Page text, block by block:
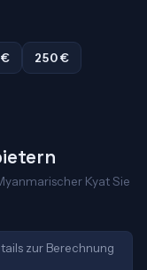
250 €
Kyat Sie
zur Berechnung